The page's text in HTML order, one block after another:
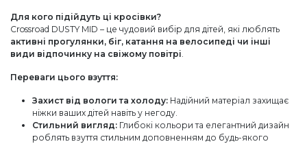
Для кого підійдуть ці кросівки?
Crossroad DUSTY MID – це чудовий вибір для дітей, які люблять
активні прогулянки, біг, катання на велосипеді чи інші
види відпочинку на свіжому повітрі.
Переваги цього взуття:
Захист від вологи та холоду: Надійний матеріал захищає
ніжки ваших дітей навіть у негоду.
Стильний вигляд: Глибокі кольори та елегантний дизайн
роблять взуття стильним доповненням до будь-якого